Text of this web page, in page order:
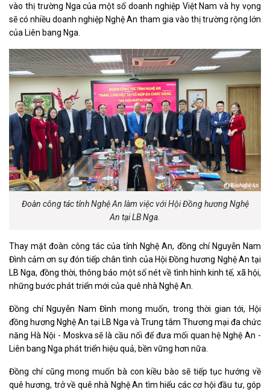
vào thị trường Nga của một số doanh nghiệp Việt Nam và hy vọng
sẽ có nhiều doanh nghiệp Nghệ An tham gia vào thị trường rộng lớn
của Liên bang Nga.
Đoàn công tác tỉnh Nghệ An làm việc với Hội Đồng hương Nghệ
An tại LB Nga.
Thay mặt đoàn công tác của tỉnh Nghệ An, đồng chí Nguyễn Nam
Đình cảm ơn sự đón tiếp chân tình của Hội Đồng hương Nghệ An tại
LB Nga, đồng thời, thông báo một số nét về tình hình kinh tế, xã hội,
những bước phát triển mới của quê nhà Nghệ An.
Đồng chí Nguyễn Nam Đình mong muốn, trong thời gian tới, Hội
đồng hương Nghệ An tại LB Nga và Trung tâm Thương mại đa chức
năng Hà Nội - Moskva sẽ là cầu nối để đưa mối quan hệ Nghệ An -
Liên bang Nga phát triển hiệu quả, bền vững hơn nữa.
Đồng chí cũng mong muốn bà con kiều bào sẽ tiếp tục hướng về
quê hương, trở về quê nhà Nghệ An tìm hiểu các cơ hội đầu tư, góp